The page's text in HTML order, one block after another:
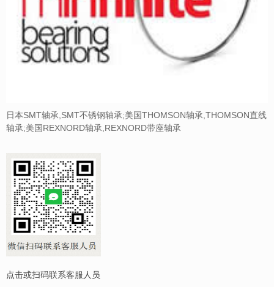
日本SMT轴承,SMT不锈钢轴承;美国THOMSON轴承,THOMSON直线
轴承;美国REXNORD轴承,REXNORD带座轴承
点击或扫码联系客服人员